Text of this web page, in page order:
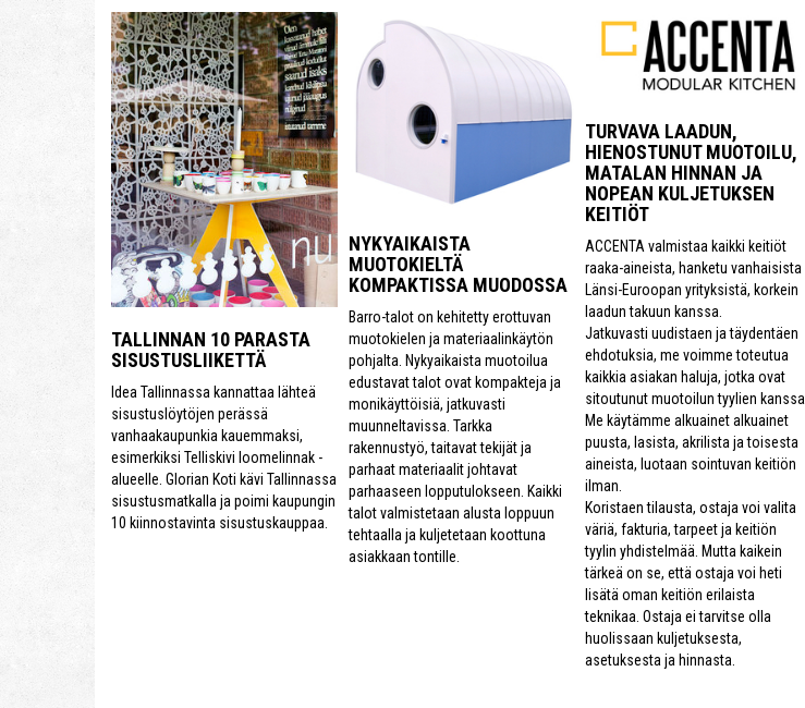
TALLINNAN 10 PARASTA
SISUSTUSLIIKETTÄ
Idea Tallinnassa kannattaa lähteä
sisustuslöytöjen perässä
vanhaakaupunkia kauemmaksi,
esimerkiksi Telliskivi loomelinnak -
alueelle. Glorian Koti kävi Tallinnassa
sisustusmatkalla ja poimi kaupungin
10 kiinnostavinta sisustuskauppaa.
NYKYAIKAISTA
MUOTOKIELTÄ
KOMPAKTISSA MUODOSSA
Barro-talot on kehitetty erottuvan
muotokielen ja materiaalinkäytön
pohjalta. Nykyaikaista muotoilua
edustavat talot ovat kompakteja ja
monikäyttöisiä, jatkuvasti
muunneltavissa. Tarkka
rakennustyö, taitavat tekijät ja
parhaat materiaalit johtavat
parhaaseen lopputulokseen. Kaikki
talot valmistetaan alusta loppuun
tehtaalla ja kuljetetaan koottuna
asiakkaan tontille.
TURVAVA LAADUN,
HIENOSTUNUT MUOTOILU,
MATALAN HINNAN JA
NOPEAN KULJETUKSEN
KEITIÖT
ACCENTA valmistaa kaikki keitiöt
raaka-aineista, hanketu vanhaisista
Länsi-Euroopan yrityksistä, korkein
laadun takuun kanssa.
Jatkuvasti uudistaen ja täydentäen
ehdotuksia, me voimme toteutua
kaikkia asiakan haluja, jotka ovat
sitoutunut muotoilun tyylien kanssa.
Me käytämme alkuainet alkuainet
puusta, lasista, akrilista ja toisesta
aineista, luotaan sointuvan keitiön
ilman.
Koristaen tilausta, ostaja voi valita
väriä, fakturia, tarpeet ja keitiön
tyylin yhdistelmää. Mutta kaikein
tärkeä on se, että ostaja voi heti
lisätä oman keitiön erilaista
teknikaa. Ostaja ei tarvitse olla
huolissaan kuljetuksesta,
asetuksesta ja hinnasta.